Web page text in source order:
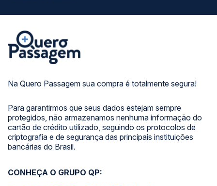
Na Quero Passagem sua compra é totalmente segura!
Para garantirmos que seus dados estejam sempre
protegidos, não armazenamos nenhuma informação do
cartão de crédito utilizado, seguindo os protocolos de
criptografia e de segurança das principais instituições
bancárias do Brasil.
CONHEÇA O GRUPO QP: